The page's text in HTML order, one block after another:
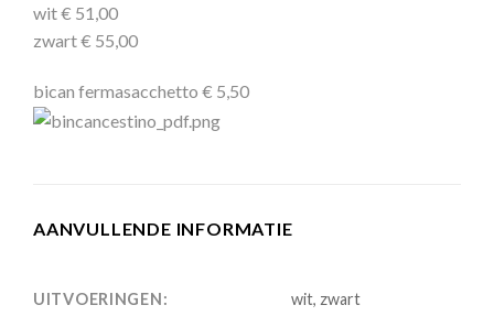
wit € 51,00
zwart € 55,00
bican fermasacchetto € 5,50
AANVULLENDE INFORMATIE
UITVOERINGEN: wit, zwart